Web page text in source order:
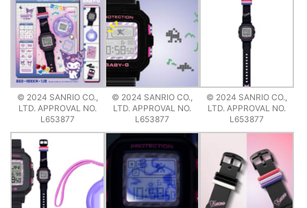
© 2024 SANRIO CO.,
LTD. APPROVAL NO.
L653877
© 2024 SANRIO CO.,
LTD. APPROVAL NO.
L653877
© 2024 SANRIO CO.,
LTD. APPROVAL NO.
L653877